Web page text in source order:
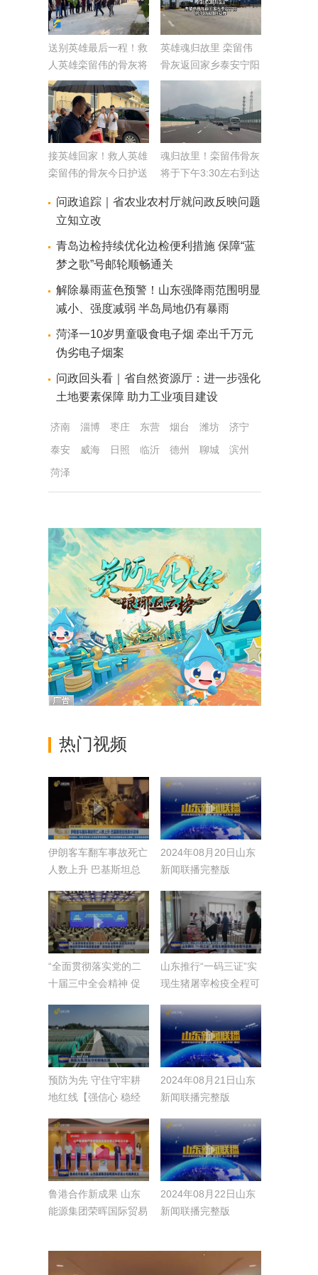
送别英雄最后一程！救
人英雄栾留伟的骨灰将
被护送回山东宁阳
英雄魂归故里 栾留伟
骨灰返回家乡泰安宁阳
将于8月21日安葬
接英雄回家！救人英雄
栾留伟的骨灰今日护送
魂归故里！栾留伟骨灰
将于下午3:30左右到达
问政追踪｜省农业农村厅就问政反映问题
立知立改
青岛边检持续优化边检便利措施 保障“蓝
梦之歌”号邮轮顺畅通关
解除暴雨蓝色预警！山东强降雨范围明显
减小、强度减弱 半岛局地仍有暴雨
菏泽一10岁男童吸食电子烟 牵出千万元
伪劣电子烟案
问政回头看｜省自然资源厅：进一步强化
土地要素保障 助力工业项目建设
济南 淄博 枣庄 东营 烟台 潍坊
济宁
泰安
威海 日照 临沂 德州 聊城
滨州
菏泽
热门视频
伊朗客车翻车事故死亡
人数上升 巴基斯坦总
2024年08月20日山东
新闻联播完整版
“全面贯彻落实党的二
十届三中全会精神 促
经济高质量发展”现场
会在济南举行
山东推行“一码三证”实
现生猪屠宰检疫全程可
预防为先 守住守牢耕
地红线【强信心 稳经
2024年08月21日山东
新闻联播完整版
鲁港合作新成果 山东
能源集团荣晖国际贸易
2024年08月22日山东
新闻联播完整版